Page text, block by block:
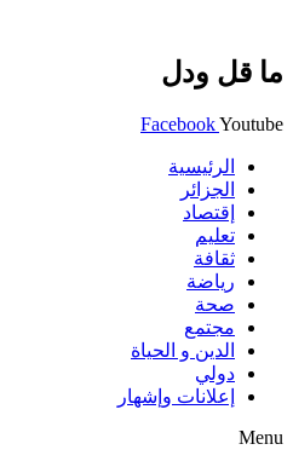
ما قل ودل
FacebookYoutube
الرئيسية
الجزائر
إقتصاد
تعليم
ثقافة
رياضة
صحة
مجتمع
الدين و الحياة
دولي
إعلانات وإشهار
Menu